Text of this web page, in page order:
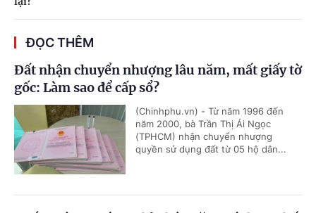
ĐỌC THÊM
Đất nhận chuyển nhượng lâu năm, mất giấy tờ
gốc: Làm sao để cấp sổ?
(Chinhphu.vn) - Từ năm 1996 đến
năm 2000, bà Trần Thị Ái Ngọc
(TPHCM) nhận chuyển nhượng
quyền sử dụng đất từ 05 hộ dân...